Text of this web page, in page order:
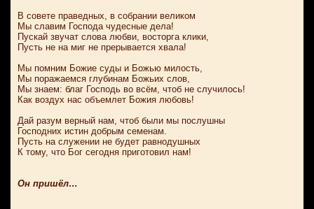
В совете праведных, в собрании великом
Мы славим Господа чудесные дела!
Пускай звучат слова любви, восторга клики,
Пусть не на миг не прерывается хвала!
Мы помним Божие суды и Божью милость,
Мы поражаемся глубинам Божьих слов,
Мы знаем: благ Господь во всём, чтоб не случилось!
Как воздух нас объемлет Божия любовь!
Дай разум верный нам, чтоб были мы послушны
Господних истин добрым семенам.
Пусть на служении не будет равнодушных
К тому, что Бог сегодня приготовил нам!
Он пришёл…